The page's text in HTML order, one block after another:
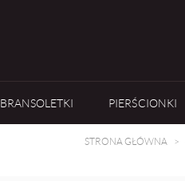
BRANSOLETKI PIERŚCIONKI
STRONA GŁÓWNA